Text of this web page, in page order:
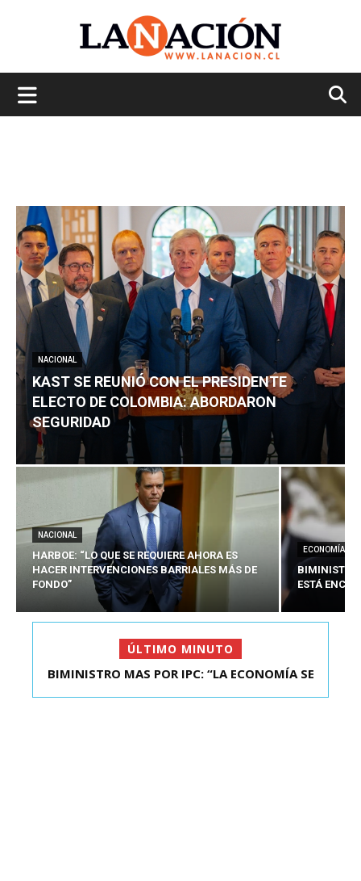
NACIONAL
KAST SE REUNIÓ CON EL PRESIDENTE
ELECTO DE COLOMBIA: ABORDARON
SEGURIDAD
NACIONAL
HARBOE: “LO QUE SE REQUIERE AHORA ES
HACER INTERVENCIONES BARRIALES MÁS DE
FONDO”
ECONOMÍA
BIMINISTRO
ESTÁ
ÚLTIMO MINUTO
KAST SE REUNIÓ CON EL PRESIDENTE ELECTO DE
BIMINISTRO MAS POR IPC: “LA ECONOMÍA SE